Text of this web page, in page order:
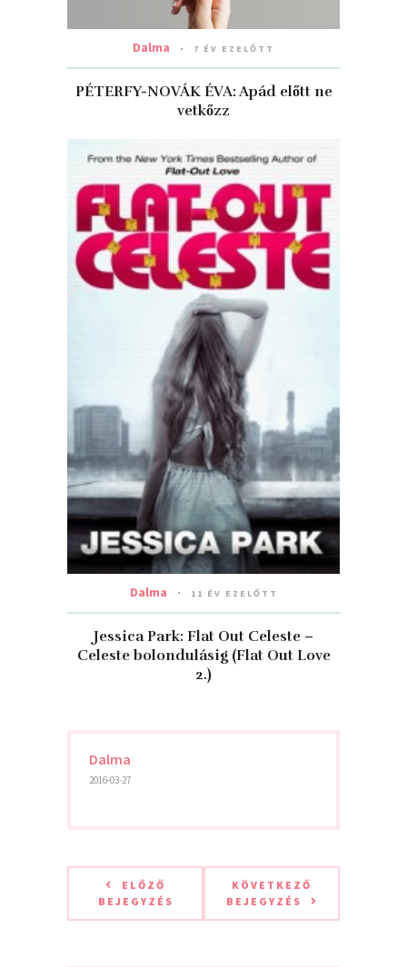
Dalma 7 ÉV EZELŐTT
PÉTERFY-NOVÁK ÉVA: Apád ​előtt ne
vetkőzz
Dalma 11 ÉV EZELŐTT
Jessica Park: Flat Out Celeste –
Celeste bolondulásig (Flat Out Love
2.)
Dalma
2016-03-27
ELŐZŐ
BEJEGYZÉS
KÖVETKEZŐ
BEJEGYZÉS